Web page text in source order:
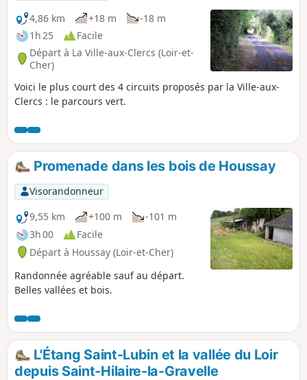
4,86 km
+18 m
-18 m
1h 25
Facile
Départ à La Ville-aux-Clercs (Loir-et-
Cher)
Voici le plus court des 4 circuits proposés par la Ville-aux-
Clercs : le parcours vert.
Promenade dans les bois de Houssay
Visorandonneur
9,55 km
+100 m
-101 m
3h 00
Facile
Départ à Houssay (Loir-et-Cher)
Randonnée agréable sauf au départ.
Belles vallées et bois.
L'Étang Saint-Lubin et la vallée du Loir
depuis Saint-Hilaire-la-Gravelle